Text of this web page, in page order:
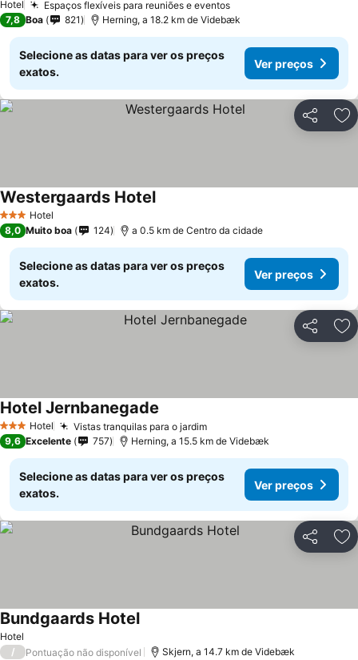
Hotel
Espaços flexíveis para reuniões e eventos
7,8 Boa 821 Herning, a 18.2 km de Videbæk
Selecione as datas para ver os preços
exatos.
Ver preços
Partilhar
3 EstrelasHotel
Westergaards Hotel
8,0 Muito boa 124 a 0.5 km de Centro da cidade
Selecione as datas para ver os preços
exatos.
Ver preços
Partilhar
3 EstrelasHotel Vistas tranquilas para o jardim
Hotel Jernbanegade
9,6 Excelente 757 Herning, a 15.5 km de Videbæk
Selecione as datas para ver os preços
exatos.
Ver preços
Partilhar
Hotel
Bundgaards Hotel
/ Pontuação não disponível Skjern, a 14.7 km de Videbæk